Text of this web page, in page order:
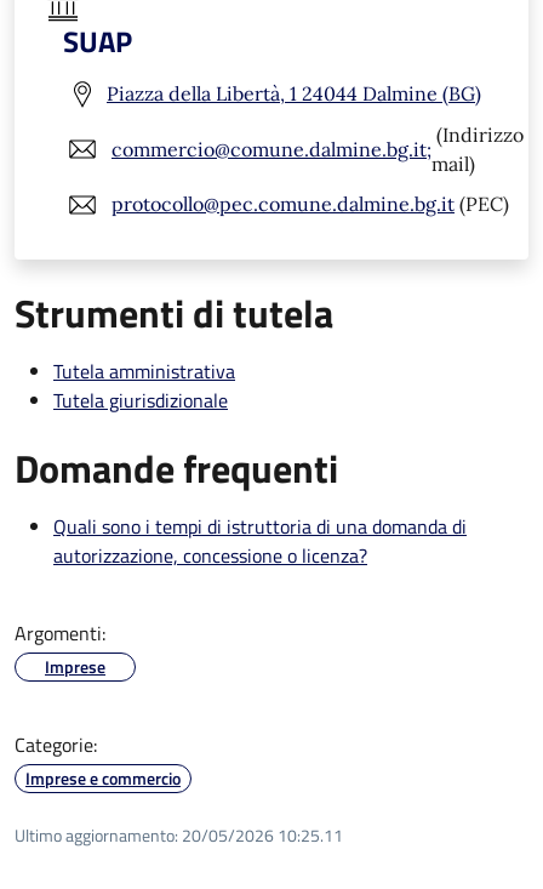
SUAP
Piazza della Libertà, 1 24044 Dalmine (BG)
commercio@comune.dalmine.bg.it;
(Indirizzo
mail)
protocollo@pec.comune.dalmine.bg.it (PEC)
Strumenti di tutela
Tutela amministrativa
Tutela giurisdizionale
Domande frequenti
Quali sono i tempi di istruttoria di una domanda di
autorizzazione, concessione o licenza?
Argomenti:
Imprese
Categorie:
Imprese e commercio
Ultimo aggiornamento: 20/05/2026 10:25.11